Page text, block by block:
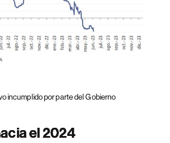
incumplido por parte del Gobierno
el 2024